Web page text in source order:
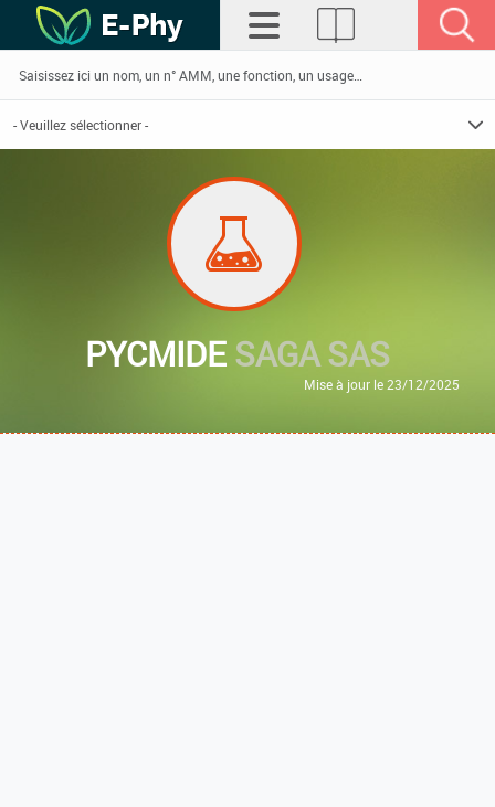
PYCMIDESAGA SAS
Mise à jour le 23/12/2025